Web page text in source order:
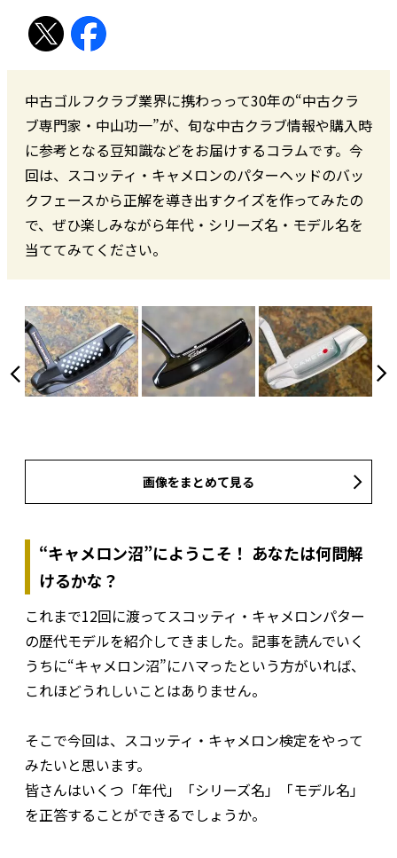
中古ゴルフクラブ業界に携わっって30年の“中古クラ
ブ専門家・中山功一”が、旬な中古クラブ情報や購入時
に参考となる豆知識などをお届けするコラムです。今
回は、スコッティ・キャメロンのパターヘッドのバッ
クフェースから正解を導き出すクイズを作ってみたの
で、ぜひ楽しみながら年代・シリーズ名・モデル名を
当ててみてください。
画像をまとめて見る
“キャメロン沼”にようこそ！ あなたは何問解
けるかな？
これまで12回に渡ってスコッティ・キャメロンパター
の歴代モデルを紹介してきました。記事を読んでいく
うちに“キャメロン沼”にハマったという方がいれば、
これほどうれしいことはありません。
そこで今回は、スコッティ・キャメロン検定をやって
みたいと思います。
皆さんはいくつ「年代」「シリーズ名」「モデル名」
を正答することができるでしょうか。